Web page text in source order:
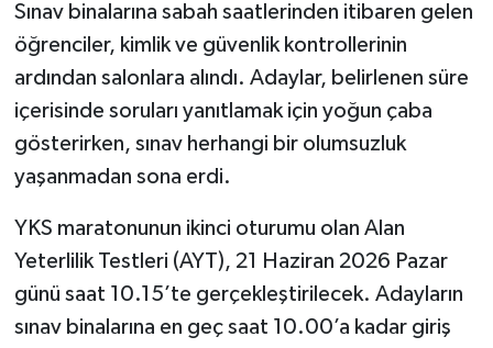
Sınav binalarına sabah saatlerinden itibaren gelen
öğrenciler, kimlik ve güvenlik kontrollerinin
ardından salonlara alındı. Adaylar, belirlenen süre
içerisinde soruları yanıtlamak için yoğun çaba
gösterirken, sınav herhangi bir olumsuzluk
yaşanmadan sona erdi.
YKS maratonunun ikinci oturumu olan Alan
Yeterlilik Testleri (AYT), 21 Haziran 2026 Pazar
günü saat 10.15’te gerçekleştirilecek. Adayların
sınav binalarına en geç saat 10.00’a kadar giriş